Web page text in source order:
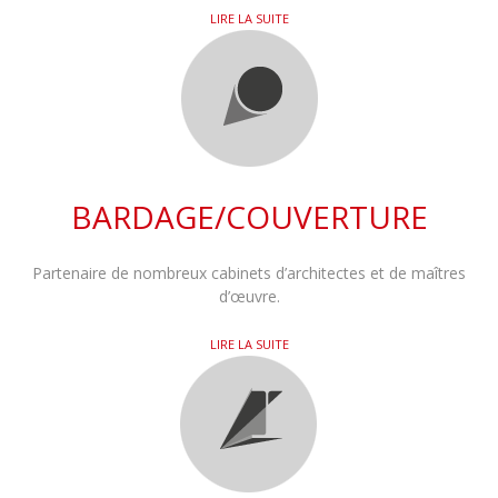
LIRE LA SUITE
BARDAGE/COUVERTURE
Partenaire de nombreux cabinets d’architectes et de maîtres
d’œuvre.
LIRE LA SUITE